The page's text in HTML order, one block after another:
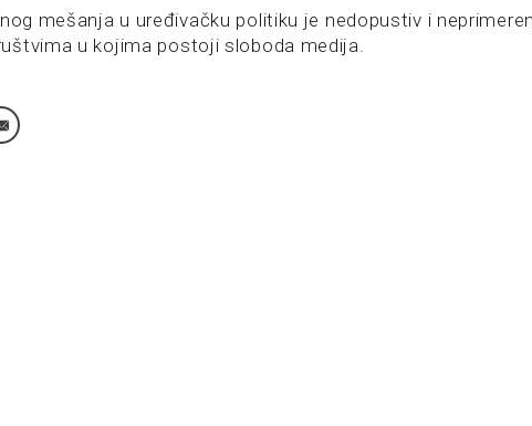
mešanja u uređivačku politiku je nedopustiv i neprimeren
u kojima postoji sloboda medija.